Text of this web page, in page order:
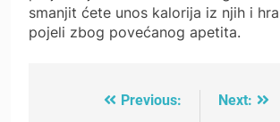
smanjit ćete unos kalorija iz njih i
pojeli zbog povećanog apetita.
Previous:
Next: